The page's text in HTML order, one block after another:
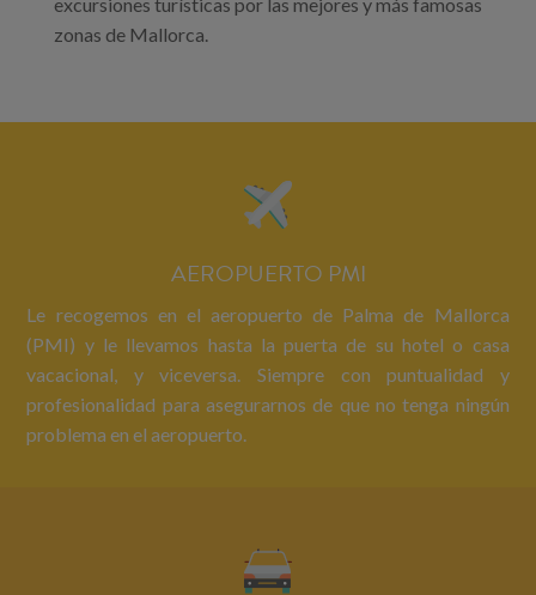
zonas de Mallorca.
AEROPUERTO PMI
Le recogemos en el aeropuerto de Palma de Mallorca
(PMI) y le llevamos hasta la puerta de su hotel o casa
vacacional, y viceversa. Siempre con puntualidad y
profesionalidad para asegurarnos de que no tenga ningún
problema en el aeropuerto.